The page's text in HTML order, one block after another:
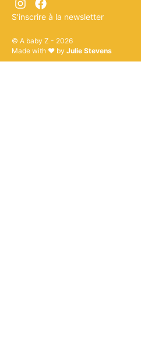
S'inscrire à la newsletter
© A baby Z - 2026
Made with ♥ by Julie Stevens